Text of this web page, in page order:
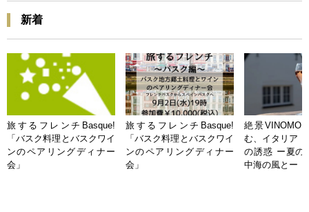
新着
旅するフレンチBasque!
「バスク料理とバスクワイ
ンのペアリングディナー
会」
旅するフレンチBasque!
「バスク料理とバスクワイ
ンのペアリングディナー
会」
絶景
む、イタリア
の誘惑 ー夏の
中海の風とー